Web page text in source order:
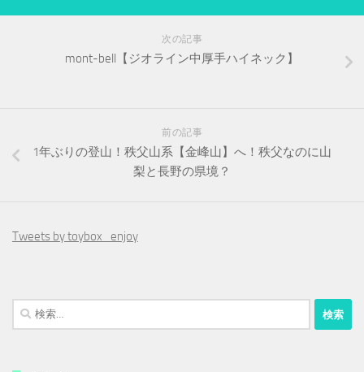
次の記事
mont-bell【ジオライン中厚手ハイネック】
前の記事
1年ぶりの登山！秩父山系【金峰山】へ！秩父なのに山
梨と長野の県境？
Tweets by toybox_enjoy
検
索: